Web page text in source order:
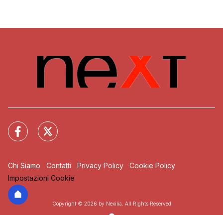
Chi Siamo Contatti Privacy Policy
Cookie Policy
Impostazioni Cookie
Copyright © 2026 by Nexilia. All Rights Reserved